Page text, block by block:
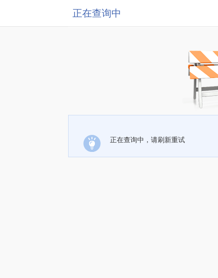
正在查询中
正在查询中，请刷新重试